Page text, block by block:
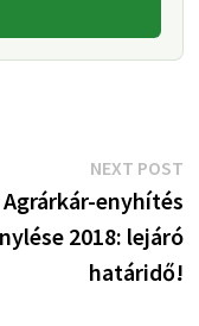
NEXT POST
Agrárkár-enyhítés
2018: lejáró
határidő!